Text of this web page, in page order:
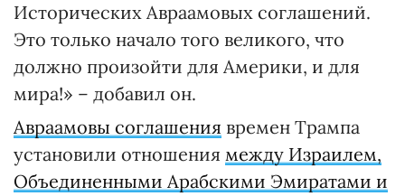
Исторических Авраамовых соглашений.
Это только начало того великого, что
должно произойти для Америки, и для
мира!» – добавил он.
Авраамовы соглашения времен Трампа
установили отношения между Израилем,
Объединенными Арабскими Эмиратами и